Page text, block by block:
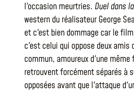
l'occasion meurtries. Duel dans
western du réalisateur George
et c'est bien dommage car le
c'est celui qui oppose deux amis
commun, amoureux d'une
retrouvent forcément séparés à
opposées avant que l'attaque